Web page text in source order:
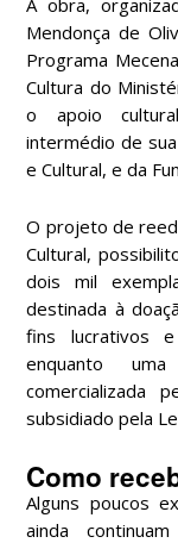
Mendonça de
Programa
Cultura do
o apoio
intermédio de
e Cultural, e da
O projeto de
Cultural,
dois mil
destinada à
fins lucrativos
enquanto
comercializada
subsidiado pela
Como
Alguns poucos
ainda continuam